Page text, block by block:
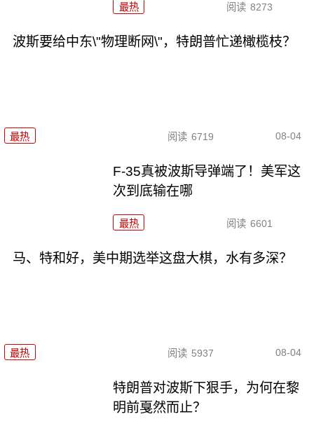
最热 阅读 8273
波斯要给中东\"物理断网\"，特朗普忙递橄榄枝？
最热 阅读 6719 08-04
F-35真被波斯导弹端了！美军这
次到底输在哪
最热 阅读 6601
马、特和好，美中期选举这盘大棋，水有多深？
最热 阅读 5937 08-04
特朗普对波斯下狠手，为何在黎
明前戛然而止？